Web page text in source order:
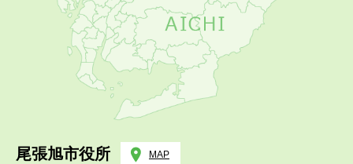
尾張旭市役所 MAP